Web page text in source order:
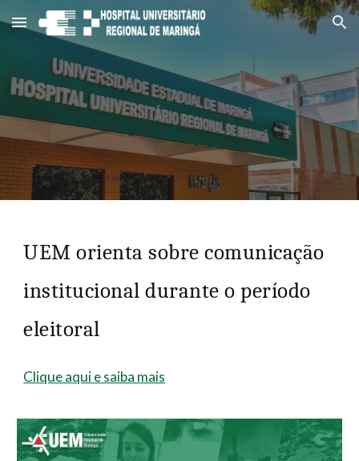
Skip to main content Skip to navigation
UEM orienta sobre comunicação
institucional durante o período
eleitoral
Clique aqui e saiba mais